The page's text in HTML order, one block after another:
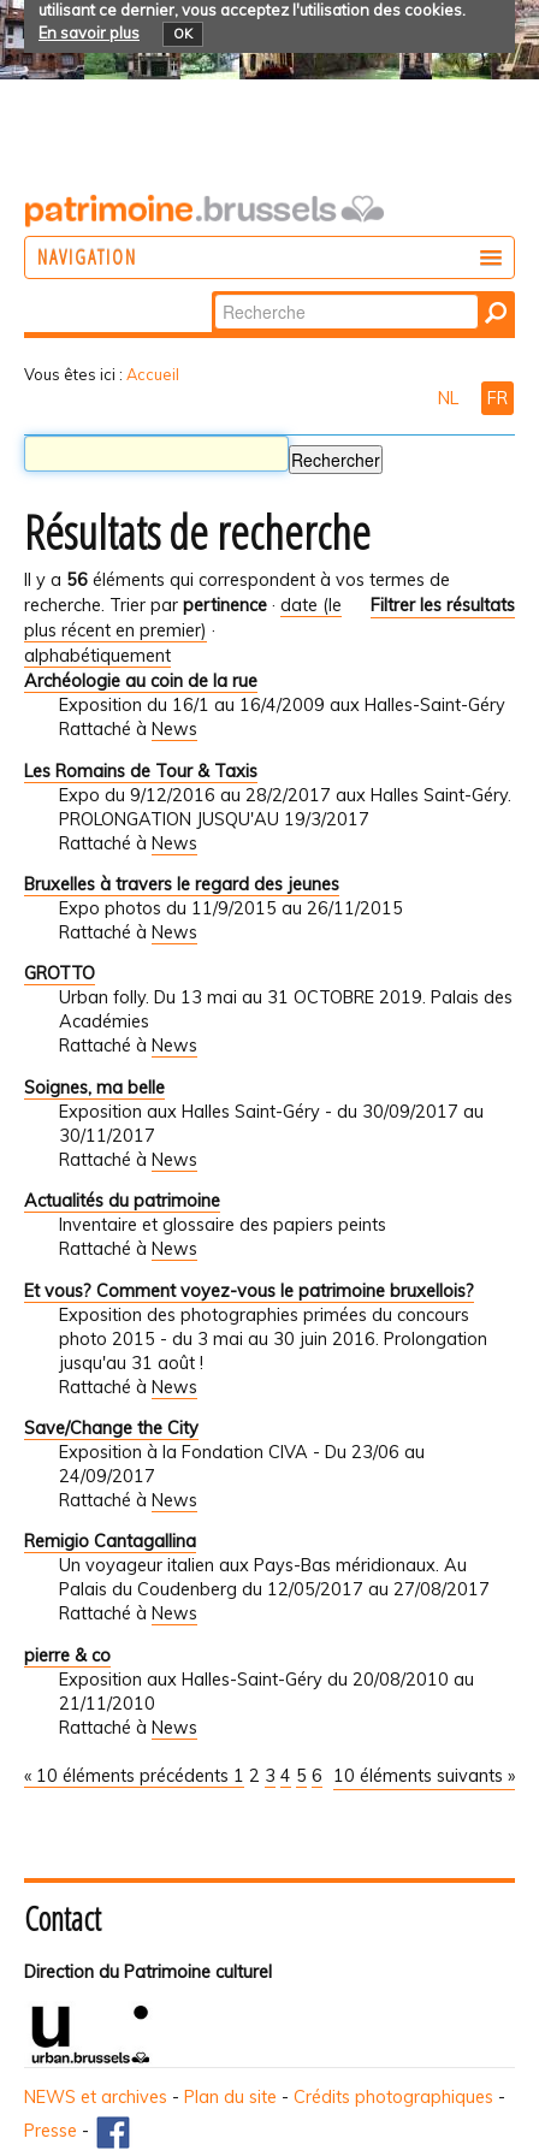
utilisant ce dernier, vous acceptez l'utilisation des cookies.
En savoir plus
OK
NAVIGATION
Chercher par
Recherche
Vous êtes ici : Accueil
NL FR
Résultats de recherche
Il y a 56 éléments qui correspondent à vos termes de
recherche.
Filtrer les résultats
Trier par pertinence · date (le
plus récent en premier) ·
alphabétiquement
Archéologie au coin de la rue
Exposition du 16/1 au 16/4/2009 aux Halles-Saint-Géry
Rattaché à News
Les Romains de Tour & Taxis
Expo du 9/12/2016 au 28/2/2017 aux Halles Saint-Géry.
PROLONGATION JUSQU'AU 19/3/2017
Rattaché à News
Bruxelles à travers le regard des jeunes
Expo photos du 11/9/2015 au 26/11/2015
Rattaché à News
GROTTO
Urban folly. Du 13 mai au 31 OCTOBRE 2019. Palais des
Académies
Rattaché à News
Soignes, ma belle
Exposition aux Halles Saint-Géry - du 30/09/2017 au
30/11/2017
Rattaché à News
Actualités du patrimoine
Inventaire et glossaire des papiers peints
Rattaché à News
Et vous? Comment voyez-vous le patrimoine bruxellois?
Exposition des photographies primées du concours
photo 2015 - du 3 mai au 30 juin 2016. Prolongation
jusqu'au 31 août !
Rattaché à News
Save/Change the City
Exposition à la Fondation CIVA - Du 23/06 au
24/09/2017
Rattaché à News
Remigio Cantagallina
Un voyageur italien aux Pays-Bas méridionaux. Au
Palais du Coudenberg du 12/05/2017 au 27/08/2017
Rattaché à News
pierre & co
Exposition aux Halles-Saint-Géry du 20/08/2010 au
21/11/2010
Rattaché à News
« 10 éléments précédents 10 éléments suivants »
1 2 3 4 5 6
Contact
Direction du Patrimoine culturel
NEWS et archives - Plan du site - Crédits photographiques -
Presse -